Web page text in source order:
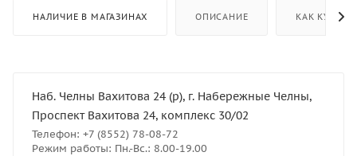
НАЛИЧИЕ В МАГАЗИНАХ ОПИСАНИЕ КАК КУПИТЬ
Наб. Челны Вахитова 24 (р), г. Набережные Челны,
Проспект Вахитова 24, комплекс 30/02
Телефон: +7 (8552) 78-08-72
Режим работы: Пн.-Вс.: 8.00-19.00